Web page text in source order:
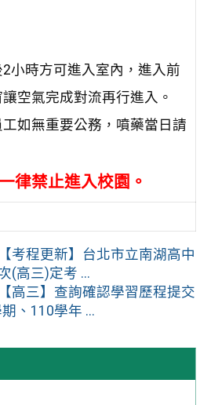
小時方可進入室內，進入前
空氣完成對流再行進入。
如無重要公務，噴藥當日請
律禁止進入校園。
【考程更新】台北市立南湖高中
(高三)定考 ...
【高三】查詢確認學習歷程提交
、110學年 ...